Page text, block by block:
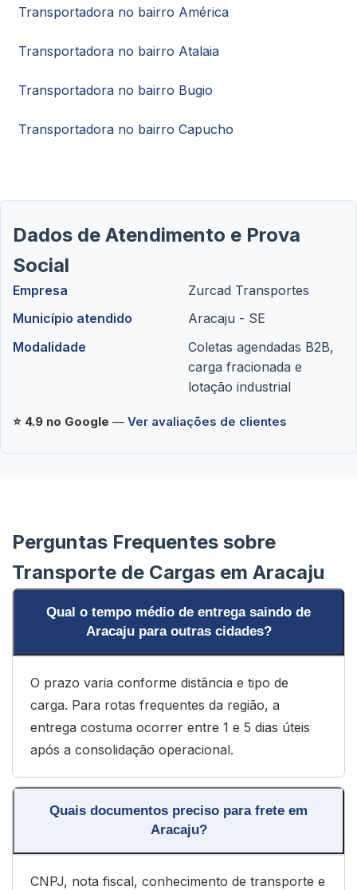
Transportadora no bairro América
Transportadora no bairro Atalaia
Transportadora no bairro Bugio
Transportadora no bairro Capucho
Dados de Atendimento e Prova
Social
Empresa
Zurcad Transportes
Município atendido
Aracaju - SE
Modalidade
Coletas agendadas B2B,
carga fracionada e
lotação industrial
⭐ 4.9 no Google — Ver avaliações de clientes
Perguntas Frequentes sobre
Transporte de Cargas em Aracaju
Qual o tempo médio de entrega saindo de
Aracaju para outras cidades?
O prazo varia conforme distância e tipo de
carga. Para rotas frequentes da região, a
entrega costuma ocorrer entre 1 e 5 dias úteis
após a consolidação operacional.
Quais documentos preciso para frete em
Aracaju?
CNPJ, nota fiscal, conhecimento de transporte e